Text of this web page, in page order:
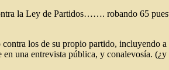
la Ley de Partidos……. robando 65
los de su propio partido, incluyendo
una entrevista pública, y conalevosía.